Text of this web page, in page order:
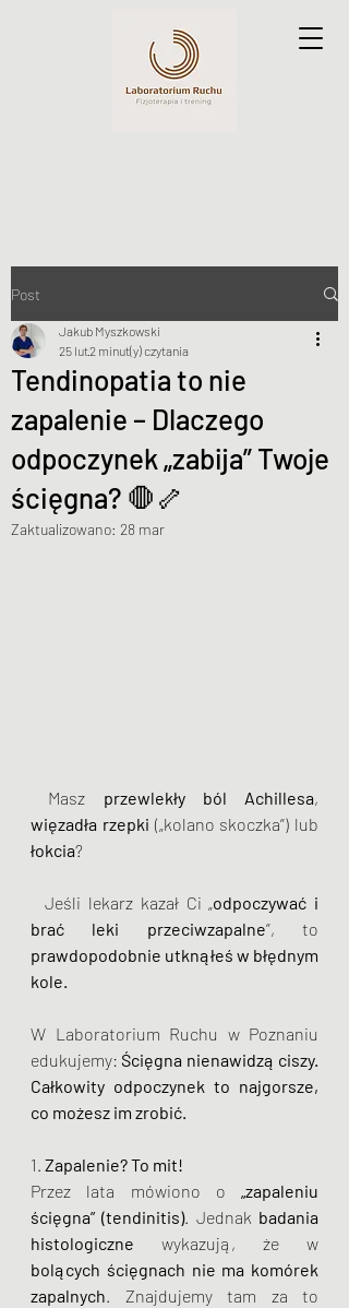
Post
Tendinopatia to nie
zapalenie – Dlaczego
odpoczynek „zabija” Twoje
ścięgna? 🛑🦴
Jakub Myszkowski
25 lut2 minut(y) czytania
Zaktualizowano: 28 mar
Masz przewlekły ból Achillesa
więzadła rzepki
łokcia?
  Jeśli lekarz kazał Ci „
odpoczywać i
brać leki przeciwzapalne
prawdopodobnie utknąłeś w błędnym
kole.
W Laboratorium Ruchu w Poznaniu
edukujemy: Ścięgna nienawidzą ciszy.
Całkowity odpoczynek to najgorsze,
co możesz im zrobić.
1. Zapalenie? To mit!
Przez lata mówiono o „zapaleniu
ścięgna” (tendinitis). Jednak badania
histologiczne
bolących ścięgnach nie ma komórek
zapalnych. Znajdujemy tam za to